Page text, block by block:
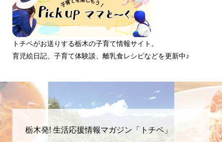
トチペがお送りする栃木の子育て情報サイト。
育児絵日記、子育て体験談、離乳食レシピなどを更新中♪
栃木発! 生活応援情報マガジン「トチペ」